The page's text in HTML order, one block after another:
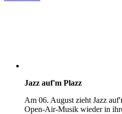
Jazz auf'm Plazz
Am 06. August zieht Jazz
Open-Air-Musik wieder in